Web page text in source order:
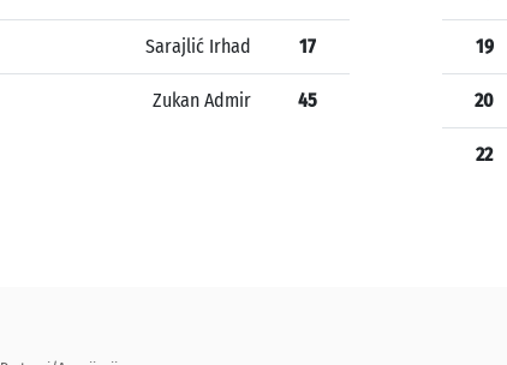
Sarajlić Irhad 17
Zukan Admir 45
19
20
22